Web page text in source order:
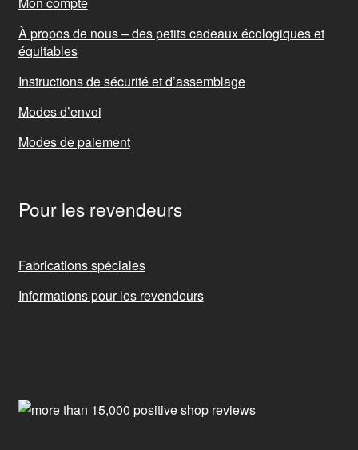
À propos de nous – des petits cadeaux écologiques et
équitables
Instructions de sécurité et d’assemblage
Modes d’envoi
Modes de paiement
Pour les revendeurs
Fabrications spéciales
Informations pour les revendeurs